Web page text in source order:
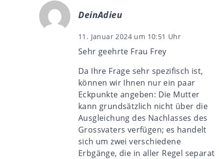
DeinAdieu
11. Januar 2024 um 10:51 Uhr
Sehr geehrte Frau Frey
Da Ihre Frage sehr spezifisch ist,
können wir Ihnen nur ein paar
Eckpunkte angeben: Die Mutter
kann grundsätzlich nicht über die
Ausgleichung des Nachlasses des
Grossvaters verfügen; es handelt
sich um zwei verschiedene
Erbgänge, die in aller Regel separat